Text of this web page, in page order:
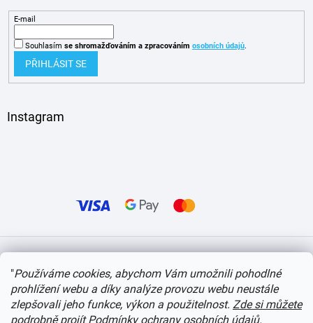
"Používáme cookies, abychom Vám umožnili pohodlné
prohlížení webu a díky analýze provozu webu neustále
zlepšovali jeho funkce, výkon a použitelnost. Zde si můžete
podrobně projít Podmínky ochrany osobních údajů.
E-mail
Souhlasím se shromažďováním a zpracováním osobních údajů.
PŘIHLÁSIT SE
Instagram
Copyright 2026 itvlaky.cz . Všechna práva vyhrazena. Upravit nastavení cookies